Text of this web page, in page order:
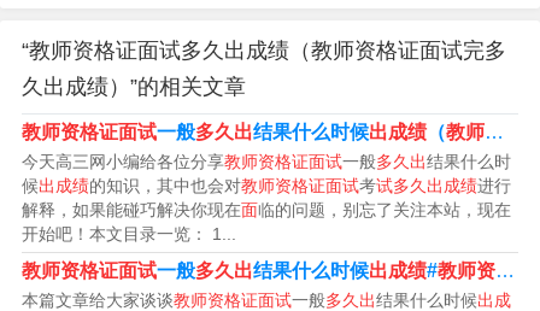
含结构化或专业概述、试讲和答辩。考生面试结果只提示
合格或不合格，不公布具体分数。
一般来说，教师资格证面试成绩的出来时间是在面试结束
后的两个月左右，考试管理部门会在统一时间对所有考生
的面试成绩进行公布。考生可以通过相关的官方网站或拨
打咨询电话来查询自己的成绩。
教资面试后1个月出成绩。教资成绩一般在考后的30个工作
“教师资格证面试多久出成绩（教师资格证面试完多
久出成绩）”的相关文章
教师资格证面试一般多久出结果什么时候出成绩（教师资格证面试
今天高三网小编给各位分享教师资格证面试一般多久出结果什么时
候出成绩的知识，其中也会对教师资格证面试考试多久出成绩进行
解释，如果能碰巧解决你现在面临的问题，别忘了关注本站，现在
开始吧！本文目录一览： 1...
教师资格证面试一般多久出结果什么时候出成绩#教师资格证面试
本篇文章给大家谈谈教师资格证面试一般多久出结果什么时候出成